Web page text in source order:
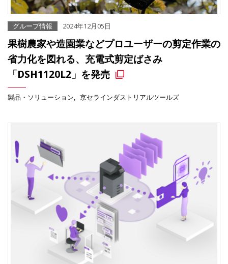
グループ情報 2024年12月05日
果樹農家や造園業などプロユーザーの剪定作業の
省力化を図れる、充電式剪定ばさみ
「DSH1120L2」を発売
製品・ソリューション 京セラインダストリアルツールズ